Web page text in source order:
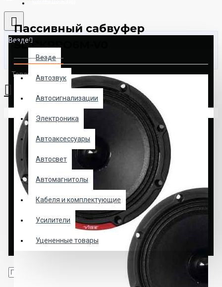
Везде
Везде
Автозвук
Автосигнализации
Электроника
Автоаксессуары
Автосвет
Автомагнитолы
Кабеля и комплектующие
Усилители
Уцененные товары
Товаров: 0 (0.00р.)
Ваша корзина пуста!
Пассивный сабвуфер
SLICKPRO6M-V0